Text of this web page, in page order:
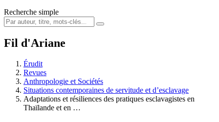
Recherche simple
Fil d'Ariane
Érudit
Revues
Anthropologie et Sociétés
Situations contemporaines de servitude et d’esclavage
Adaptations et résiliences des pratiques esclavagistes en
Thaïlande et en …